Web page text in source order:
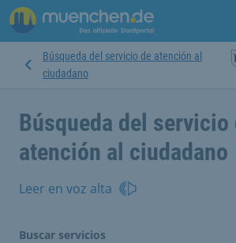
Búsqueda del servicio de atención al
ciudadano
Búsqueda del servicio
atención al ciudadano
Leer en voz alta
Buscar servicios